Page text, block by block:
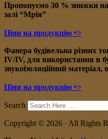
Пропонуємо 30 % знижки на
залі “Мрія”
Ціни на продукцію ‣>
Фанера будівельна різних
IV/IV, для використання в
звукоізоляційний
Ціни на продукцію ‣>
Search
Copyright © 2026 · All Rights